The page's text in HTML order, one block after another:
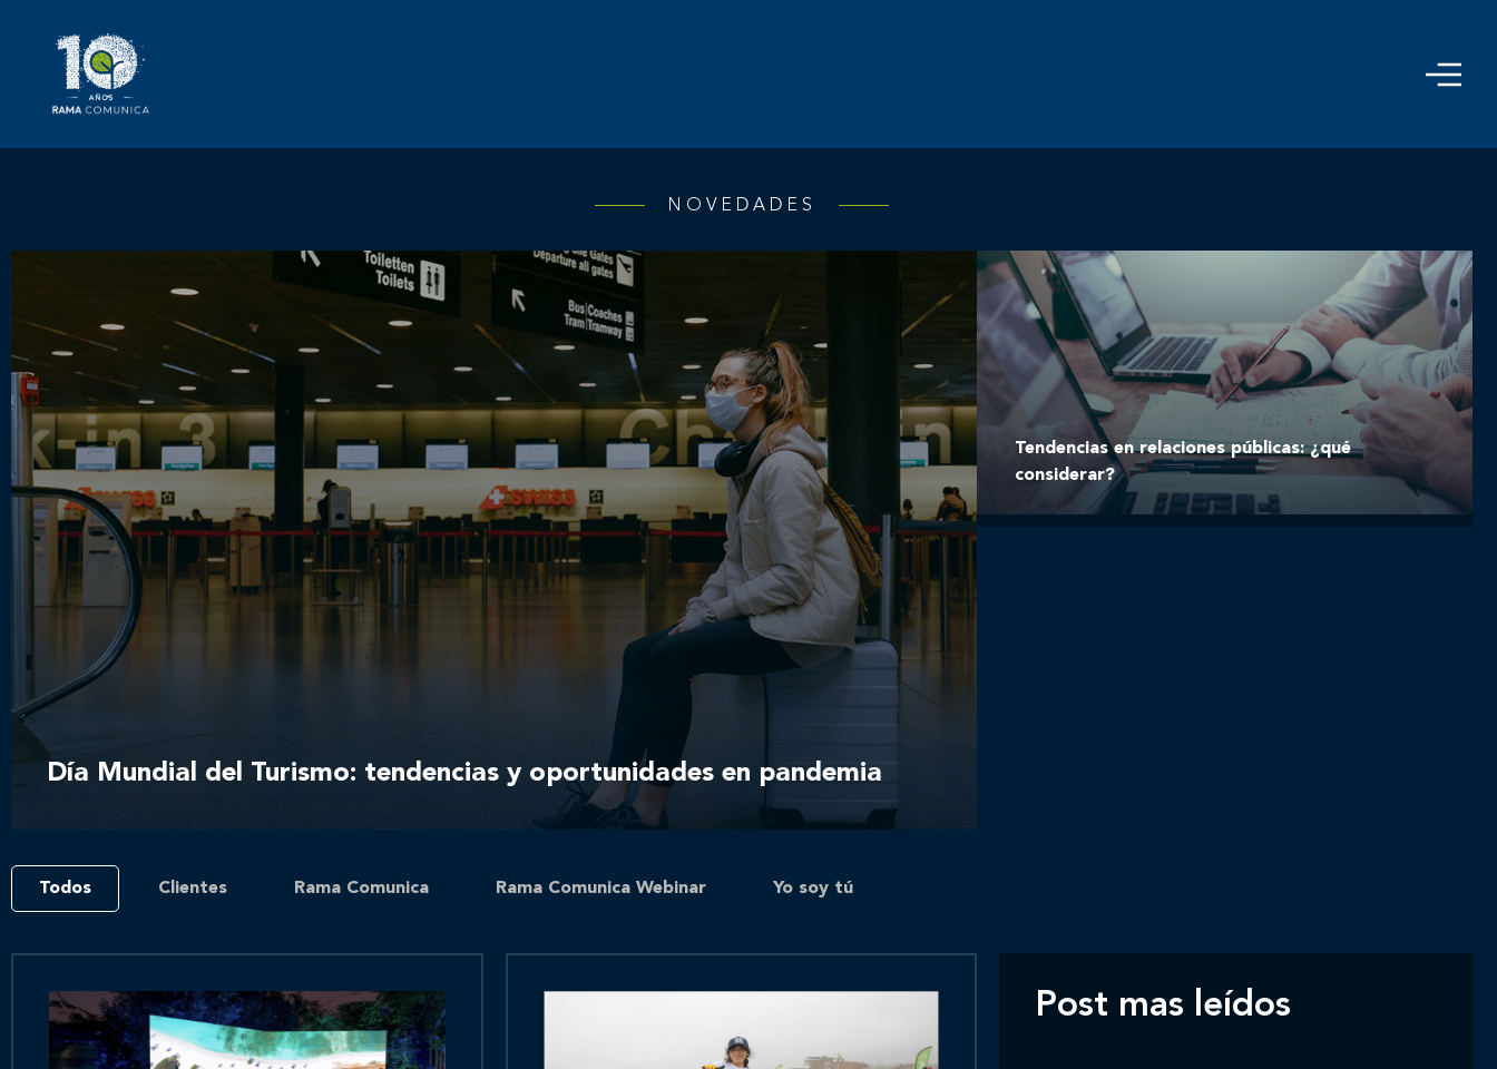
NOVEDADES
Día Mundial del Turismo: tendencias y oportunidades en pandemia
Tendencias en relaciones públicas: ¿qué
considerar?
Todos Clientes Rama Comunica Rama Comunica Webinar Yo soy tú
Post mas leídos